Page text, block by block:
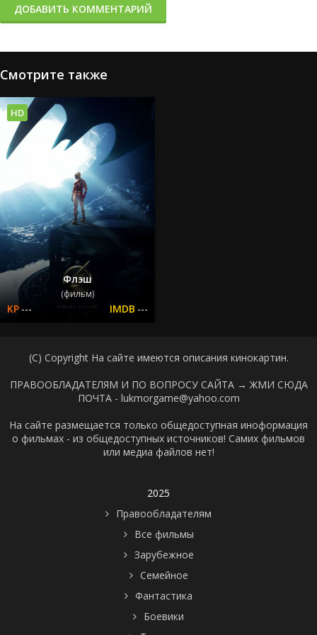
ДОБАВИТЬ КОММЕНТАРИЙ
Смотрите также
Флэш
(фильм)
--- ---
HD
(C) Copyright На сайте имеются описания кинокартин.
ПРАВООБЛАДАТЕЛЯМ И ПО ВОПРОСУ САЙТА → ЖМИ СЮДА
ПОЧТА - lukmorgame@yahoo.com
На сайте размещается только общедоступная иноформация
о фильмах - из общедоступных источников! Самих фильмов
или медиа файлов нет!
2025
Правообладателям
Все фильмы
Зарубежное
Семейное
Фантастика
Боевики